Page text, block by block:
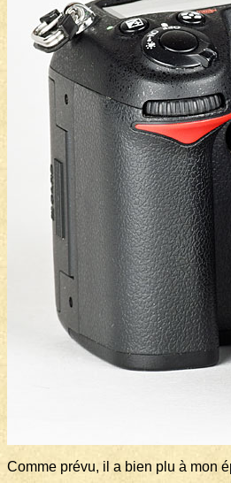
Comme prévu, il a bien plu à mon